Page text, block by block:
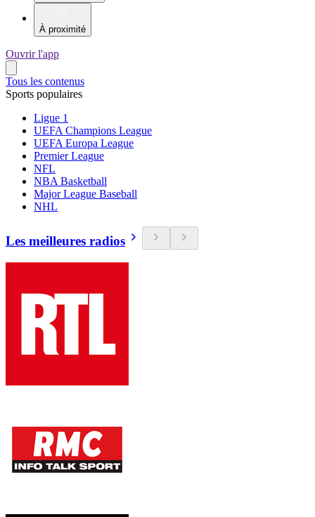
À proximité
Ouvrir l'app
Tous les contenus
Sports populaires
Ligue 1
UEFA Champions League
UEFA Europa League
Premier League
NFL
NBA Basketball
Major League Baseball
NHL
Les meilleures radios